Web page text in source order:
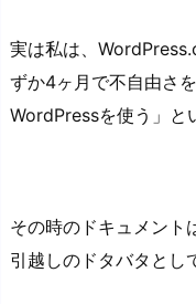
実は私は、
ずか4ヶ月で不自由さ
WordPressを使う」と
その時のドキュメント
引越しのドタバタとし